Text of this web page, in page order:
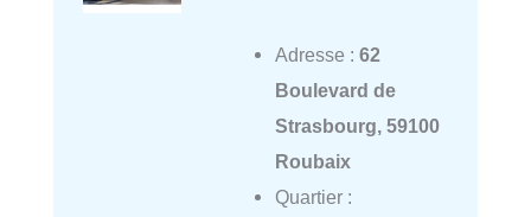
Adresse : 62
Boulevard de
Strasbourg, 59100
Roubaix
Quartier :